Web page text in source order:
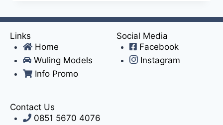
Links
Home
Wuling Models
Info Promo
Social Media
Facebook
Instagram
Contact Us
0851 5670 4076